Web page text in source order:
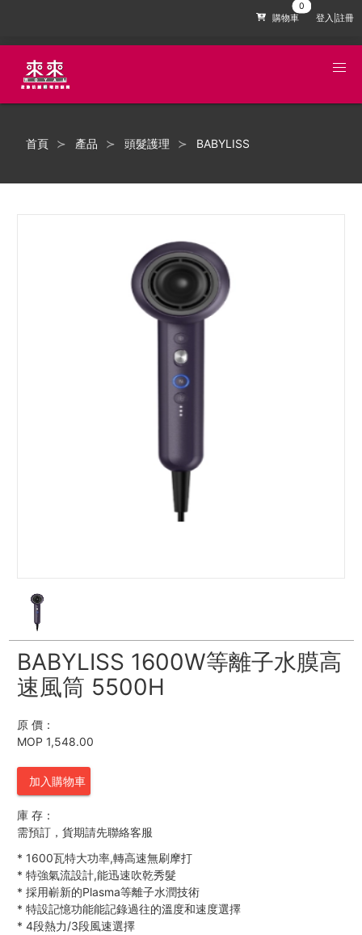
購物車 登入|註冊
首頁 產品 頭髮護理 BABYLISS
BABYLISS 1600W等離子水膜高
速風筒 5500H
原 價：
MOP 1,548.00
加入購物車
庫 存：
需預訂，貨期請先聯絡客服
* 1600瓦特大功率,轉高速無刷摩打
* 特強氣流設計,能迅速吹乾秀髮
* 採用嶄新的Plasma等離子水潤技術
* 特設記憶功能能記錄過往的溫度和速度選擇
* 4段熱力/3段風速選擇